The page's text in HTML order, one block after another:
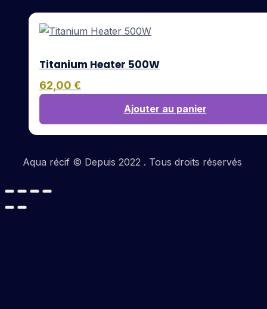
Titanium Heater 500W
62,00 €
Ajouter au panier
Aqua récif © Depuis 2022 . Tous droits réservés